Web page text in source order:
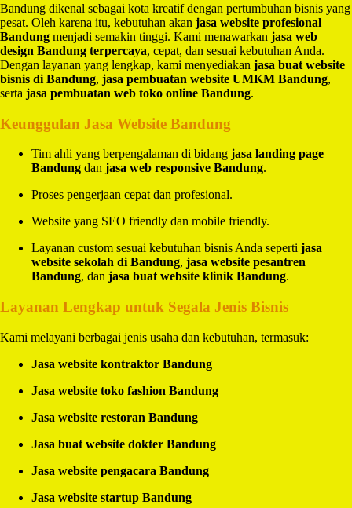
Bandung dikenal sebagai kota kreatif dengan pertumbuhan bisnis yang
pesat. Oleh karena itu, kebutuhan akan jasa website profesional
Bandung menjadi semakin tinggi. Kami menawarkan jasa web
design Bandung terpercaya, cepat, dan sesuai kebutuhan Anda.
Dengan layanan yang lengkap, kami menyediakan jasa buat website
bisnis di Bandung, jasa pembuatan website UMKM Bandung,
serta jasa pembuatan web toko online Bandung.
Keunggulan Jasa Website Bandung
Tim ahli yang berpengalaman di bidang jasa landing page
Bandung dan jasa web responsive Bandung.
Proses pengerjaan cepat dan profesional.
Website yang SEO friendly dan mobile friendly.
Layanan custom sesuai kebutuhan bisnis Anda seperti jasa
website sekolah di Bandung, jasa website pesantren
Bandung, dan jasa buat website klinik Bandung.
Layanan Lengkap untuk Segala Jenis Bisnis
Kami melayani berbagai jenis usaha dan kebutuhan, termasuk:
Jasa website kontraktor Bandung
Jasa website toko fashion Bandung
Jasa website restoran Bandung
Jasa buat website dokter Bandung
Jasa website pengacara Bandung
Jasa website startup Bandung